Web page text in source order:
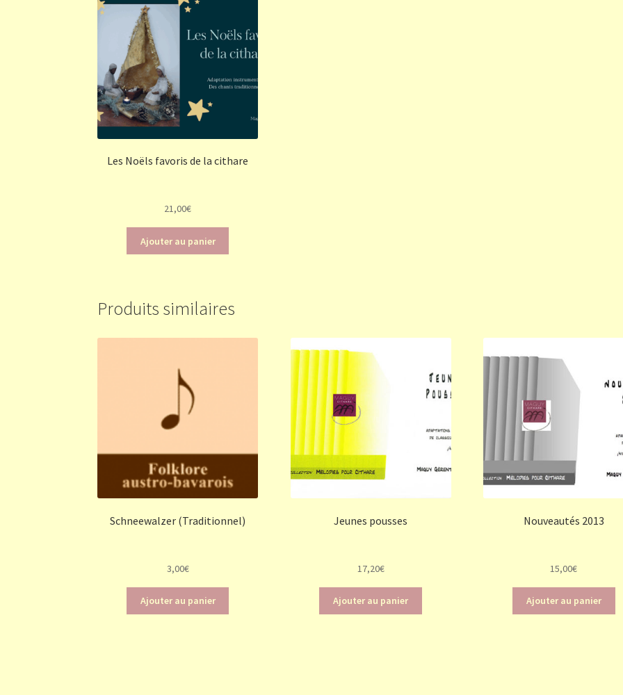
Les Noëls favoris de la cithare
21,00€
Ajouter au panier
Produits similaires
Schneewalzer (Traditionnel)
3,00€
Ajouter au panier
Jeunes pousses
17,20€
Ajouter au panier
Nouveautés 2013
15,00€
Ajouter au panier